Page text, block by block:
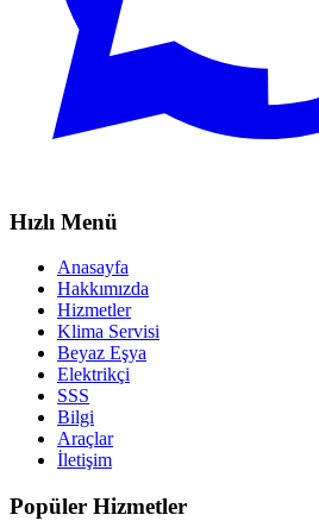
Hızlı Menü
Anasayfa
Hakkımızda
Hizmetler
Klima Servisi
Beyaz Eşya
Elektrikçi
SSS
Bilgi
Araçlar
İletişim
Popüler Hizmetler